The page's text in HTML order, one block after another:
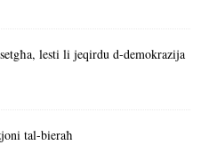
lesti li jeqirdu d-demokrazija
tal-bieraħ